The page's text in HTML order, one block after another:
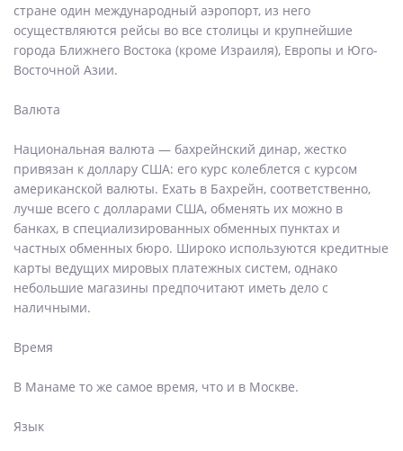
стране один международный аэропорт, из него
осуществляются рейсы во все столицы и крупнейшие
города Ближнего Востока (кроме Израиля), Европы и Юго-
Восточной Азии.
Валюта
Национальная валюта — бахрейнский динар, жестко
привязан к доллару США: его курс колеблется с курсом
американской валюты. Ехать в Бахрейн, соответственно,
лучше всего с долларами США, обменять их можно в
банках, в специализированных обменных пунктах и
частных обменных бюро. Широко используются кредитные
карты ведущих мировых платежных систем, однако
небольшие магазины предпочитают иметь дело с
наличными.
Время
В Манаме то же самое время, что и в Москве.
Язык